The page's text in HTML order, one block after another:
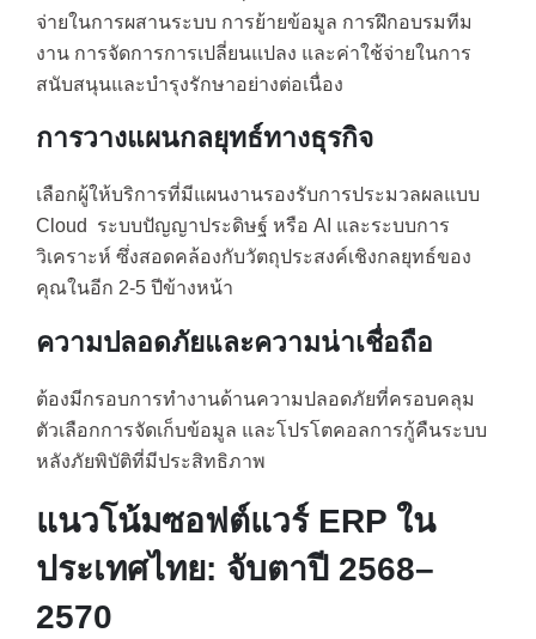
จ่ายในการผสานระบบ การย้ายข้อมูล การฝึกอบรมทีม
งาน การจัดการการเปลี่ยนแปลง และค่าใช้จ่ายในการ
สนับสนุนและบำรุงรักษาอย่างต่อเนื่อง
การวางแผนกลยุทธ์ทางธุรกิจ
เลือกผู้ให้บริการที่มีแผนงานรองรับการประมวลผลแบบ
Cloud ระบบปัญญาประดิษฐ์ หรือ AI และระบบการ
วิเคราะห์ ซึ่งสอดคล้องกับวัตถุประสงค์เชิงกลยุทธ์ของ
คุณในอีก 2-5 ปีข้างหน้า
ความปลอดภัยและความน่าเชื่อถือ
ต้องมีกรอบการทำงานด้านความปลอดภัยที่ครอบคลุม
ตัวเลือกการจัดเก็บข้อมูล และโปรโตคอลการกู้คืนระบบ
หลังภัยพิบัติที่มีประสิทธิภาพ
แนวโน้มซอฟต์แวร์ ERP ใน
ประเทศไทย: จับตาปี 2568–
2570